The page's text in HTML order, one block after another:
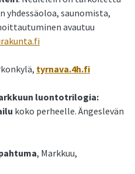
yhdessäoloa, saunomista,
avautuu
tyrnava.4h.fi
luontotrilogia:
koko perheelle. Ängeslevän
, Markkuu,